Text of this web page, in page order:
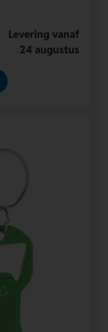
Levering vanaf
24 augustus